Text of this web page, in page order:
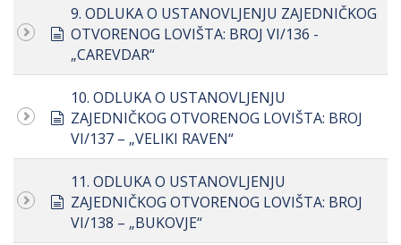
document
9. ODLUKA O USTANOVLJENJU ZAJEDNIČKOG
OTVORENOG LOVIŠTA: BROJ VI/136 -
„CAREVDAR“
document
10. ODLUKA O USTANOVLJENJU
ZAJEDNIČKOG OTVORENOG LOVIŠTA: BROJ
VI/137 – „VELIKI RAVEN“
document
11. ODLUKA O USTANOVLJENJU
ZAJEDNIČKOG OTVORENOG LOVIŠTA: BROJ
VI/138 – „BUKOVJE“